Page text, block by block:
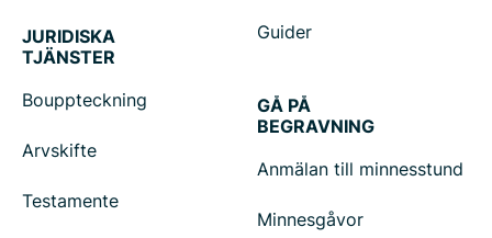
Guider
JURIDISKA
TJÄNSTER
Bouppteckning
Arvskifte
Testamente
GÅ PÅ
BEGRAVNING
Anmälan till minnesstund
Minnesgåvor